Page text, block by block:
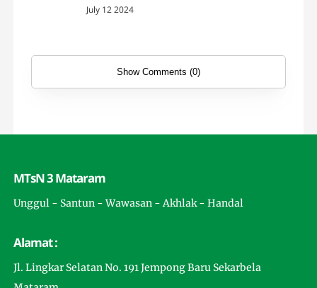
July 12 2024
Show Comments (0)
MTsN 3 Mataram
Unggul - Santun - Wawasan - Akhlak - Handal
Alamat :
Jl. Lingkar Selatan No. 191 Jempong Baru Sekarbela